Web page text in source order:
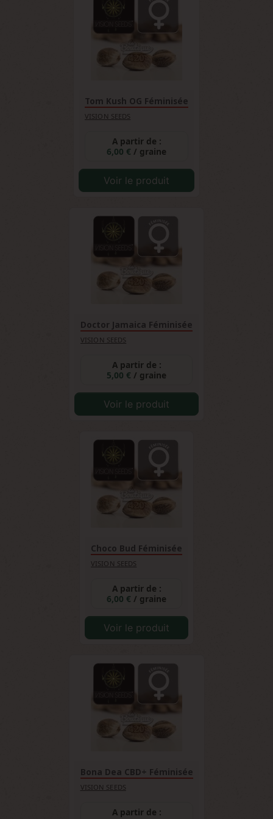
environnementales, ce qui en fait une variété
de référence pour les collectionneurs
s'intéressant à la diversité génétique.
Tom Kush OG Féminisée
VISION SEEDS
A partir de :
6,00 € / graine
Voir le produit
Doctor Jamaica Féminisée
VISION SEEDS
A partir de :
5,00 € / graine
Voir le produit
Choco Bud Féminisée
VISION SEEDS
A partir de :
6,00 € / graine
Voir le produit
Bona Dea CBD+ Féminisée
VISION SEEDS
A partir de :